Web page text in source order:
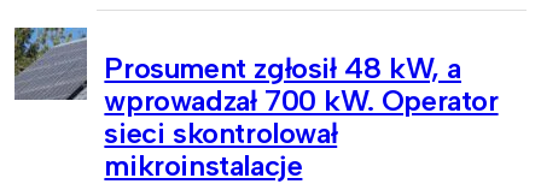
Prosument zgłosił 48 kW, a
wprowadzał 700 kW. Operator
sieci skontrolował
mikroinstalacje